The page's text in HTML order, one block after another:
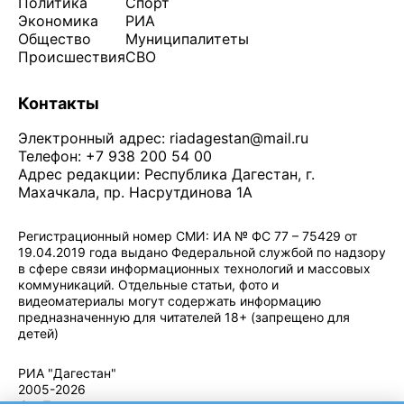
Экономика
Общество
Происшествия
РИА
Муниципалитеты
СВО
Контакты
Электронный адрес: riadagestan@mail.ru
Телефон: +7 938 200 54 00
Адрес редакции: Республика Дагестан, г.
Махачкала, пр. Насрутдинова 1А
Регистрационный номер СМИ: ИА № ФС 77 – 75429 от
19.04.2019 года выдано Федеральной службой по надзору
в сфере связи информационных технологий и массовых
коммуникаций. Отдельные статьи, фото и
видеоматериалы могут содержать информацию
предназначенную для читателей 18+ (запрещено для
детей)
РИА "Дагестан"
2005-2026
© - Правила